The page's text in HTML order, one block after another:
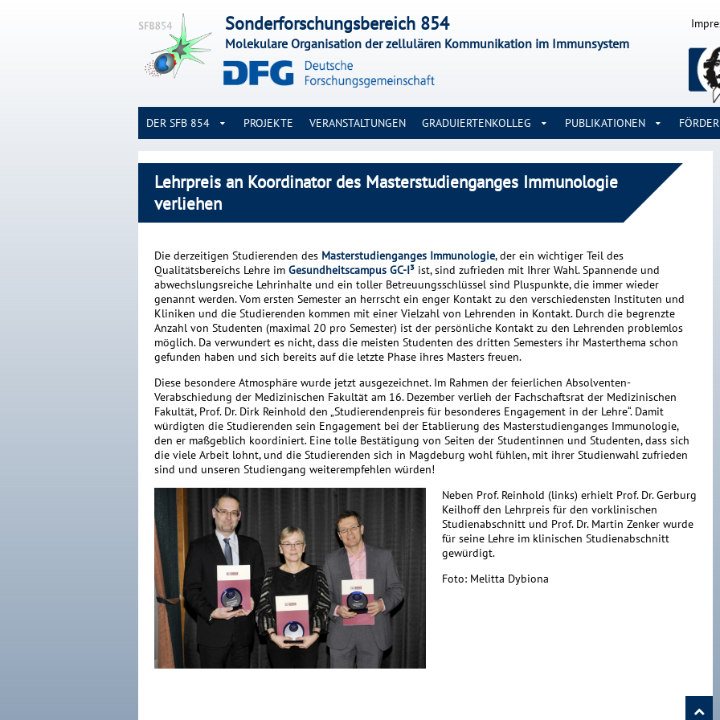
Sonderforschungsbereich 854
Molekulare Organisation der zellulären Kommunikation im Immunsystem
DER SFB 854 PROJEKTE VERANSTALTUNGEN GRADUIERTENKOLLEG PUBLIKATIONEN
Lehrpreis an Koordinator des Masterstudienganges Immunologie
verliehen
Die derzeitigen Studierenden des Masterstudienganges Immunologie, der ein wichtiger Teil des
Qualitätsbereichs Lehre im Gesundheitscampus GC-I³ ist, sind zufrieden mit Ihrer Wahl. Spannende und
abwechslungsreiche Lehrinhalte und ein toller Betreuungsschlüssel sind Pluspunkte, die immer wieder
genannt werden. Vom ersten Semester an herrscht ein enger Kontakt zu den verschiedensten Instituten und
Kliniken und die Studierenden kommen mit einer Vielzahl von Lehrenden in Kontakt. Durch die begrenzte
Anzahl von Studenten (maximal 20 pro Semester) ist der persönliche Kontakt zu den Lehrenden problemlos
möglich. Da verwundert es nicht, dass die meisten Studenten des dritten Semesters ihr Masterthema schon
gefunden haben und sich bereits auf die letzte Phase ihres Masters freuen.
Diese besondere Atmosphäre wurde jetzt ausgezeichnet. Im Rahmen der feierlichen Absolventen-
Verabschiedung der Medizinischen Fakultät am 16. Dezember verlieh der Fachschaftsrat der Medizinischen
Fakultät, Prof. Dr. Dirk Reinhold den „Studierendenpreis für besonderes Engagement in der Lehre“. Damit
würdigten die Studierenden sein Engagement bei der Etablierung des Masterstudienganges Immunologie,
den er maßgeblich koordiniert. Eine tolle Bestätigung von Seiten der Studentinnen und Studenten, dass sich
die viele Arbeit lohnt, und die Studierenden sich in Magdeburg wohl fühlen, mit ihrer Studienwahl zufrieden
sind und unseren Studiengang weiterempfehlen würden!
Neben Prof. Reinhold (links) erhielt Prof. Dr. Gerburg
Keilhoff den Lehrpreis für den vorklinischen
Studienabschnitt und Prof. Dr. Martin Zenker wurde
für seine Lehre im klinischen Studienabschnitt
gewürdigt.
Foto: Melitta Dybiona